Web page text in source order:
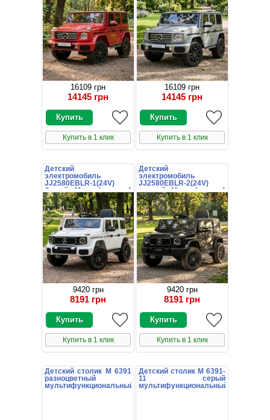
16109 грн
14145 грн
Купить в 1 клик
16109 грн
14145 грн
Купить в 1 клик
Детский
электромобиль
JJ2580EBLR-1(24V)
белый Mercedes с 4
моторами по 35 Вт
9420 грн
8191 грн
Купить в 1 клик
Детский
электромобиль
JJ2580EBLR-2(24V)
черный Mercedes с 4
моторами по 35 Вт
9420 грн
8191 грн
Купить в 1 клик
Детский столик M 6391
разноцветный
мультифункциональный
Детский столик M 6391-
11 серый
мультифункциональный